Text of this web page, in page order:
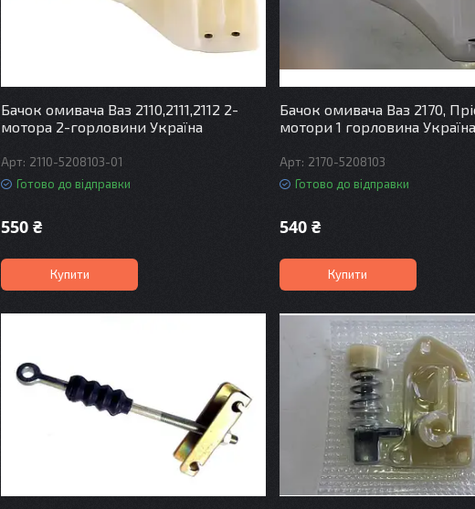
Бачок омивача Ваз 2110,2111,2112 2-
мотора 2-горловини Україна
2110-5208103-01
Готово до відправки
550 ₴
Купити
Бачок омивача Ваз 2170,
мотори 1 горловина Україна
2170-5208103
Готово до відправки
540 ₴
Купити